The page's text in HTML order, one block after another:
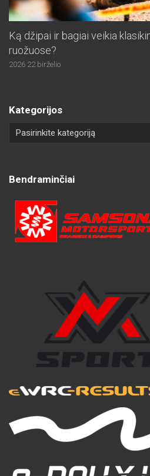
Ką džipai ir bagiai veikia
ruožuose?
2026 22 birželio
Kategorijos
Bendraminčiai